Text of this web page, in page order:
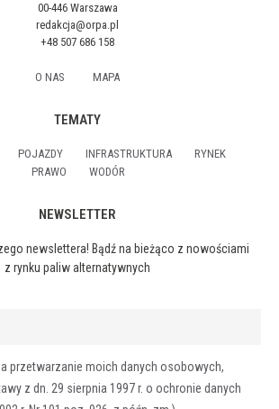
00-446 Warszawa
redakcja@orpa.pl
+48 507 686 158
O NAS MAPA
TEMATY
POJAZDY INFRASTRUKTURA
RYNEK
PRAWO
WODÓR
NEWSLETTER
newslettera! Bądź na bieżąco z nowościami
z rynku paliw alternatywnych
przetwarzanie moich danych osobowych,
z dn. 29 sierpnia 1997 r. o ochronie danych